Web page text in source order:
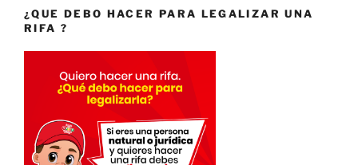
¿QUE DEBO HACER PARA LEGALIZAR UNA
RIFA ?